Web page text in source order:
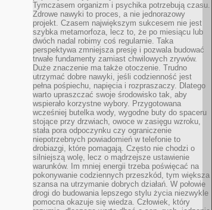
Tymczasem organizm i psychika potrzebują czasu.
Zdrowe nawyki to proces, a nie jednorazowy
projekt. Czasem największym sukcesem nie jest
szybka metamorfoza, lecz to, że po miesiącu lub
dwóch nadal robimy coś regularnie. Taka
perspektywa zmniejsza presję i pozwala budować
trwałe fundamenty zamiast chwilowych zrywów.
Duże znaczenie ma także otoczenie. Trudno
utrzymać dobre nawyki, jeśli codzienność jest
pełna pośpiechu, napięcia i rozpraszaczy. Dlatego
warto upraszczać swoje środowisko tak, aby
wspierało korzystne wybory. Przygotowana
wcześniej butelka wody, wygodne buty do spaceru
stojące przy drzwiach, owoce w zasięgu wzroku,
stała pora odpoczynku czy ograniczenie
niepotrzebnych powiadomień w telefonie to
drobiazgi, które pomagają. Często nie chodzi o
silniejszą wolę, lecz o mądrzejsze ustawienie
warunków. Im mniej energii trzeba poświęcać na
pokonywanie codziennych przeszkód, tym większa
szansa na utrzymanie dobrych działań. W połowie
drogi do budowania lepszego stylu życia niezwykle
pomocna okazuje się wiedza. Człowiek, który